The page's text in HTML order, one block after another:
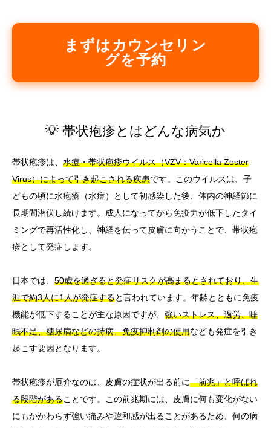
まずはカウンセリン
グを予約
💡 帯状疱疹とはどんな病気か
帯状疱疹は、 水痘・帯状疱疹ウイルス（VZV：Varicella Zoster
Virus）によって引き起こされる疾患です。このウイルスは、子
どもの頃に水疱瘡（水痘）として初感染した後、体内の神経節に
長期間潜伏し続けます。成人になってから免疫力が低下したタイ
ミングで再活性化し、神経を伝って皮膚に向かうことで、帯状疱
疹として発症します。
日本では、 50歳を過ぎると発症リスクが高まるとされており、生
涯で約3人に1人が発症すると言われています。年齢とともに免疫
機能が低下することが主な原因ですが、 強いストレス、過労、睡
眠不足、糖尿病などの持病、免疫抑制剤の使用なども発症を引き
起こす要因となります。
帯状疱疹が厄介なのは、皮膚の症状が出る前に「前兆」と呼ばれ
る段階があることです。この前兆期には、皮膚に何も変化がない
にもかかわらず強い痛みや違和感が出ることがあるため、何の病